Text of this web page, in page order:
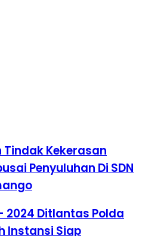
Tindak Kekerasan
Penyuluhan Di SDN
2024 Ditlantas Polda
Instansi Siap